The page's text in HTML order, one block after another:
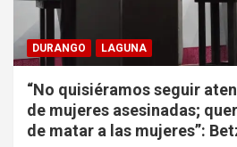
DURANGO LAGUNA
“No quisiéramos seguir
de mujeres asesinadas;
de matar a las mujeres”: